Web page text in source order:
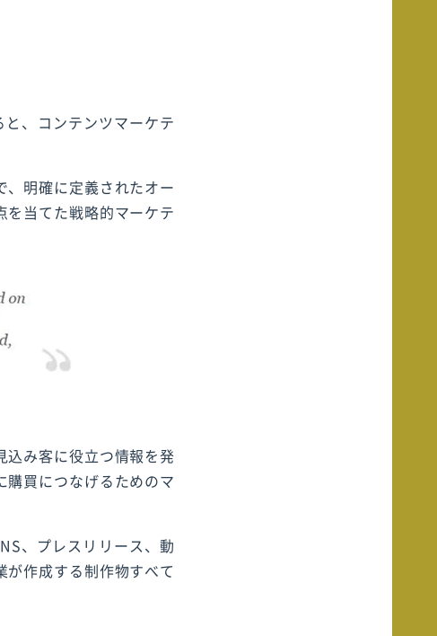
と、コンテンツマーケテ
、明確に定義されたオー
当てた戦略的マーケテ
込み客に役立つ情報を発
買につなげるためのマ
、プレスリリース、動
作成する制作物すべて